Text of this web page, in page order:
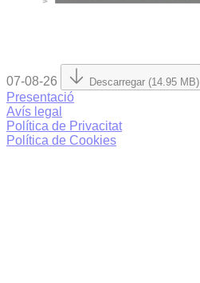
07-08-26 Descarregar (14.95 MB)
Presentació
Avís legal
Política de Privacitat
Política de Cookies